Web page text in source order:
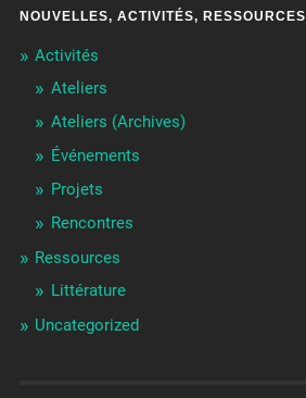
NOUVELLES, ACTIVITÉS, RESSOURCES
Activités
Ateliers
Ateliers (Archives)
Événements
Projets
Rencontres
Ressources
Littérature
Uncategorized